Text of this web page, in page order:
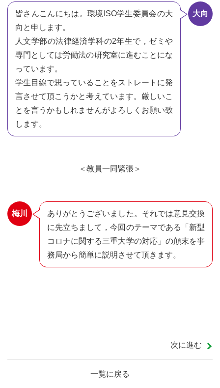
大向
皆さんこんにちは。環境ISO学生委員会の大
向と申します。
人文学部の法律経済学科の2年生で，ゼミや
専門としては労働法の研究室に進むことにな
っています。
学生目線で思っていることをストレートに発
言させて頂こうかと考えています。厳しいこ
とを言うかもしれませんがよろしくお願い致
します。
＜教員一同緊張＞
梅川
ありがとうございました。それでは意見交換
に先立ちまして，今回のテーマである「新型
コロナに関する三重大学の対応」の顛末を事
務局から簡単に説明させて頂きます。
次に進む
一覧に戻る